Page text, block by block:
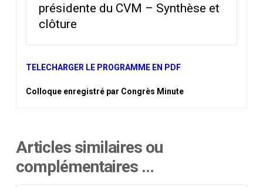
présidente du CVM – Synthèse et
clôture
TELECHARGER LE PROGRAMME EN PDF
Colloque enregistré par Congrès Minute
Articles similaires ou
complémentaires …